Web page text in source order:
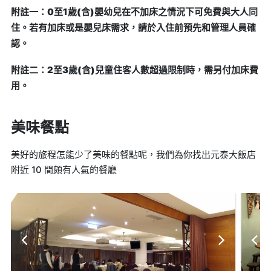
附註一：0至1歲(含)嬰幼兒在不加床之情況下可免費與大人同
住。若有加床或是嬰兒床需求，請於入住前預先和管理人員確
認。
附註二：2至3歲(含)兒童住客人數超過限制時，需另付加床費
用。
美味餐點
美好的旅程怎能少了美味的餐點呢，我們為你找出元泰大飯店
附近 10 間頗有人氣的餐廳